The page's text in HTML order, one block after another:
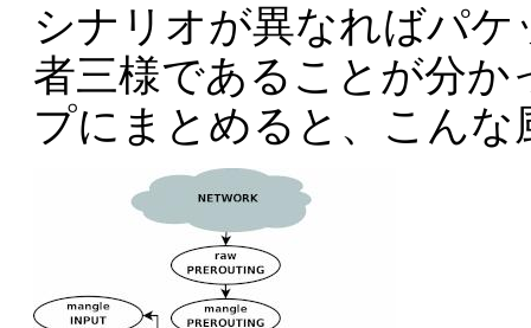
シナリオが異なればパ
者三様であることが分
プにまとめると、こんな